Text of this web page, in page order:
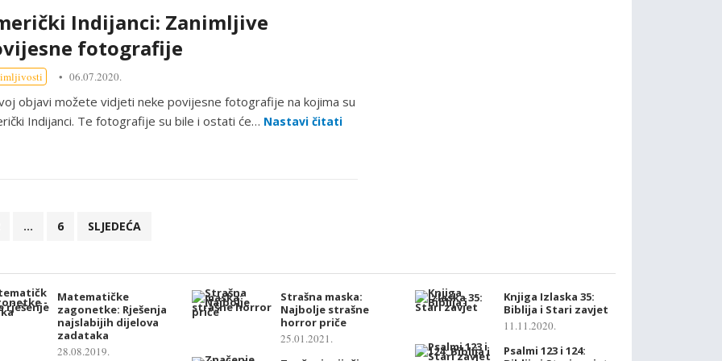
Indijanci: Zanimljive
fotografije
06.07.2020.
objavi možete vidjeti neke povijesne fotografije na kojima su
Indijanci. Te fotografije su bile i ostati će… Nastavi čitati
… 6 SLJEDEĆA
Matematičke
zagonetke: Rješenja
najslabijih dijelova
zadataka
28.08.2019.
Strašna maska:
Najbolje strašne
horror priče
25.01.2021.
Knjiga Izlaska 35:
Biblija i Stari zavjet
11.11.2020.
Psalmi 123 i 124: